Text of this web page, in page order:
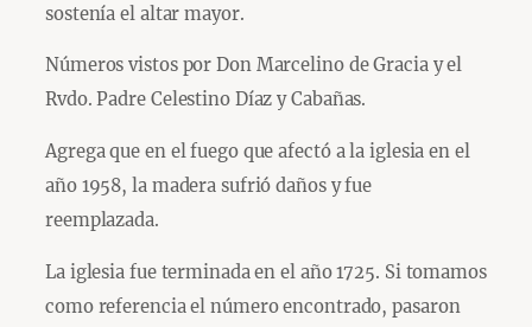
sostenía el altar mayor.
Números vistos por Don Marcelino de Gracia y el
Rvdo. Padre Celestino Díaz y Cabañas.
Agrega que en el fuego que afectó a la iglesia en el
año 1958, la madera sufrió daños y fue
reemplazada.
La iglesia fue terminada en el año 1725. Si tomamos
como referencia el número encontrado, pasaron